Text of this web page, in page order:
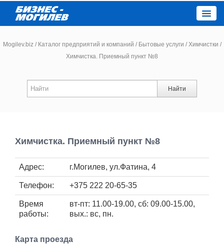
Новости
Афиша
Объявления
Mogilev.biz / Каталог предприятий и компаний / Бытовые услуги / Химчистки /
Химчистка. Приемный пункт №8
Найти
Химчистка. Приемный пункт №8
Адрес: г.Могилев, ул.Фатина, 4
Телефон: +375 222 20-65-35
Время
работы:
вт-пт: 11.00-19.00, сб: 09.00-15.00,
вых.: вс, пн.
Карта проезда